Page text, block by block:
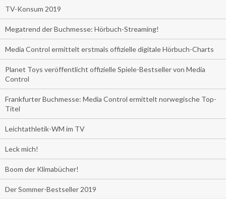
TV-Konsum 2019
Megatrend der Buchmesse: Hörbuch-Streaming!
Media Control ermittelt erstmals offizielle digitale Hörbuch-Charts
Planet Toys veröffentlicht offizielle Spiele-Bestseller von Media
Control
Frankfurter Buchmesse: Media Control ermittelt norwegische Top-
Titel
Leichtathletik-WM im TV
Leck mich!
Boom der Klimabücher!
Der Sommer-Bestseller 2019